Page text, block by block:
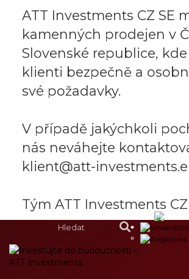
ATT Investments CZ SE
kamenných prodejen v
Slovenské republice,
klienti bezpečně a
své požadavky.
V případě jakýchkoli
nás neváhejte
klient@att-
Tým ATT Investments CZ